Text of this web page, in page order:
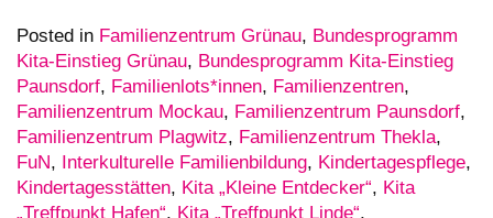
Posted in Familienzentrum Grünau, Bundesprogramm
Kita-Einstieg Grünau, Bundesprogramm Kita-Einstieg
Paunsdorf, Familienlots*innen, Familienzentren,
Familienzentrum Mockau, Familienzentrum Paunsdorf,
Familienzentrum Plagwitz, Familienzentrum Thekla,
FuN, Interkulturelle Familienbildung, Kindertagespflege,
Kindertagesstätten, Kita „Kleine Entdecker“, Kita
„Treffpunkt Hafen“, Kita „Treffpunkt Linde“,